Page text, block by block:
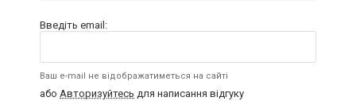
Введіть email:
Ваш e-mail не відображатиметься на сайті
або Авторизуйтесь для написання відгуку